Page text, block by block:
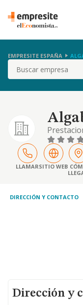
EMPRESITE ESPAÑA
Buscar
y
LLAMARSITIO WEB
DIRECCIÓN Y CONTACTO
Dirección y